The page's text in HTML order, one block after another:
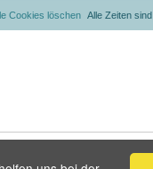
Alle Zeiten sind
Cookies löschen